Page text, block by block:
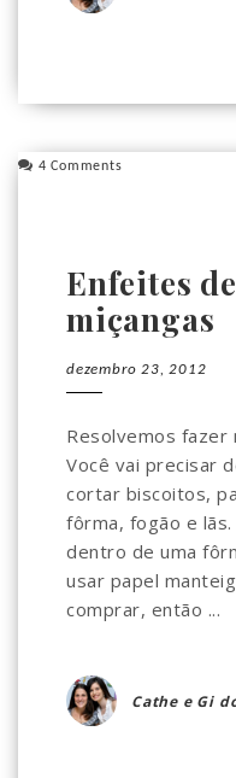
4 Comments
Enfeites
miçangas
dezembro 23, 2012
Resolvemos fazer
Você vai precisar
cortar biscoitos,
fôrma, fogão e lãs.
dentro de uma
usar papel
comprar, então ...
Cathe e Gi